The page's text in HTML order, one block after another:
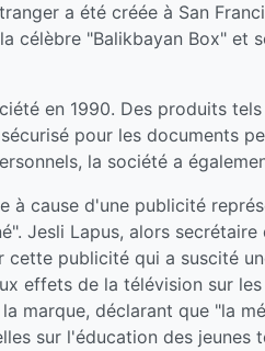
a été créée à San
célèbre "Balikbayan Box"
en 1990. Des produits
pour les documents
la société a
à cause d'une publicité
Jesli Lapus, alors
publicité qui a suscité
effets de la télévision sur
marque, déclarant que "la
sur l'éducation des